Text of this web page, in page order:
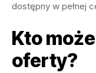
dostępny w pełnej
Kto
oferty?